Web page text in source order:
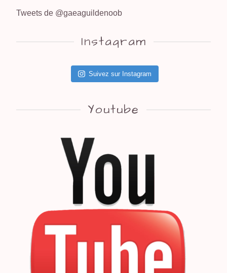
Tweets de @gaeaguildenoob
Instagram
Suivez sur Instagram
Youtube